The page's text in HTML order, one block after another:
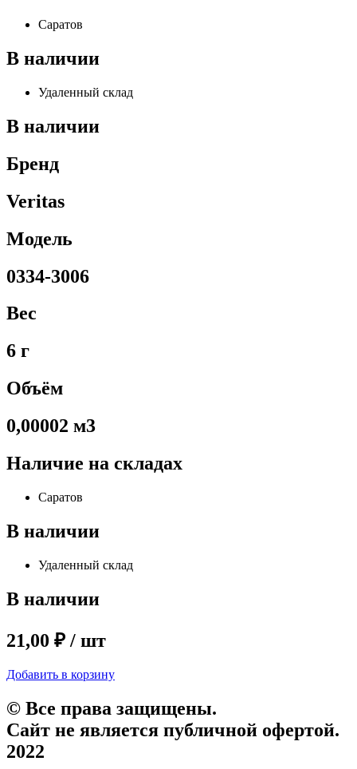
Саратов
В наличии
Удаленный склад
В наличии
Бренд
Veritas
Модель
0334-3006
Вес
6 г
Объём
0,00002 м3
Наличие на складах
Саратов
В наличии
Удаленный склад
В наличии
21,00 ₽ / шт
Добавить в корзину
© Все права защищены.
Сайт не является публичной офертой.
2022